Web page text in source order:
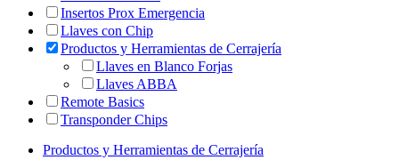
Insertos Prox Emergencia
Llaves con Chip
Productos y Herramientas de Cerrajería
Llaves en Blanco Forjas
Llaves ABBA
Remote Basics
Transponder Chips
Productos y Herramientas de Cerrajería